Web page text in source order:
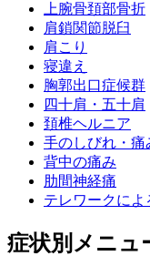
上腕骨頚部骨折
肩鎖関節脱臼
肩こり
寝違え
胸郭出口症候群
四十肩・五十肩
頚椎ヘルニア
手のしびれ・痛
背中の痛み
肋間神経痛
テレワークによ
症状別メニュ